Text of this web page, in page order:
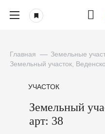
Главная Земельные
Земельный участок,
УЧАСТОК
Земельный
арт: 38